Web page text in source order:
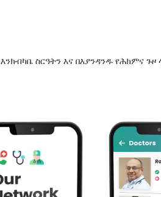
ስርዓትን እና በእያንዳንዱ የሕክምና ጉዞ